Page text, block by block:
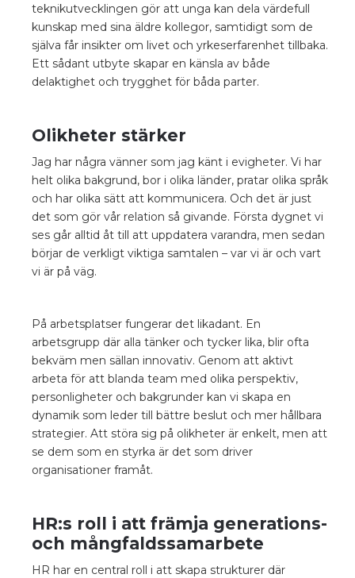
teknikutvecklingen gör att unga kan dela värdefull
kunskap med sina äldre kollegor, samtidigt som de
själva får insikter om livet och yrkeserfarenhet tillbaka.
Ett sådant utbyte skapar en känsla av både
delaktighet och trygghet för båda parter.
Olikheter stärker
Jag har några vänner som jag känt i evigheter. Vi har
helt olika bakgrund, bor i olika länder, pratar olika språk
och har olika sätt att kommunicera. Och det är just
det som gör vår relation så givande. Första dygnet vi
ses går alltid åt till att uppdatera varandra, men sedan
börjar de verkligt viktiga samtalen – var vi är och vart
vi är på väg.
På arbetsplatser fungerar det likadant. En
arbetsgrupp där alla tänker och tycker lika, blir ofta
bekväm men sällan innovativ. Genom att aktivt
arbeta för att blanda team med olika perspektiv,
personligheter och bakgrunder kan vi skapa en
dynamik som leder till bättre beslut och mer hållbara
strategier. Att störa sig på olikheter är enkelt, men att
se dem som en styrka är det som driver
organisationer framåt.
HR:s roll i att främja generations-
och mångfaldssamarbete
HR har en central roll i att skapa strukturer där